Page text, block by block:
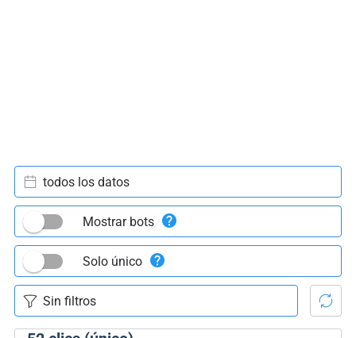
todos los datos
Mostrar bots
Solo único